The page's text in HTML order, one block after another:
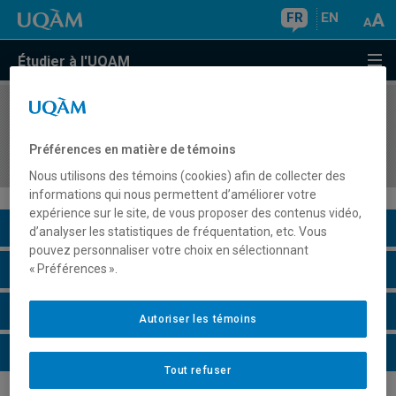
FR EN
Étudier à l'UQAM
COURS//
dans les services touristiques
Description du cours
Horaire - Été 2026
Horaire - Automne 2026
Horaire - Hiver 2027
Préférences en matière de témoins
Nous utilisons des témoins (cookies) afin de collecter des
informations qui nous permettent d’améliorer votre
expérience sur le site, de vous proposer des contenus vidéo,
d’analyser les statistiques de fréquentation, etc. Vous
pouvez personnaliser votre choix en sélectionnant
« Préférences ».
Tout refuser
Autoriser les témoins